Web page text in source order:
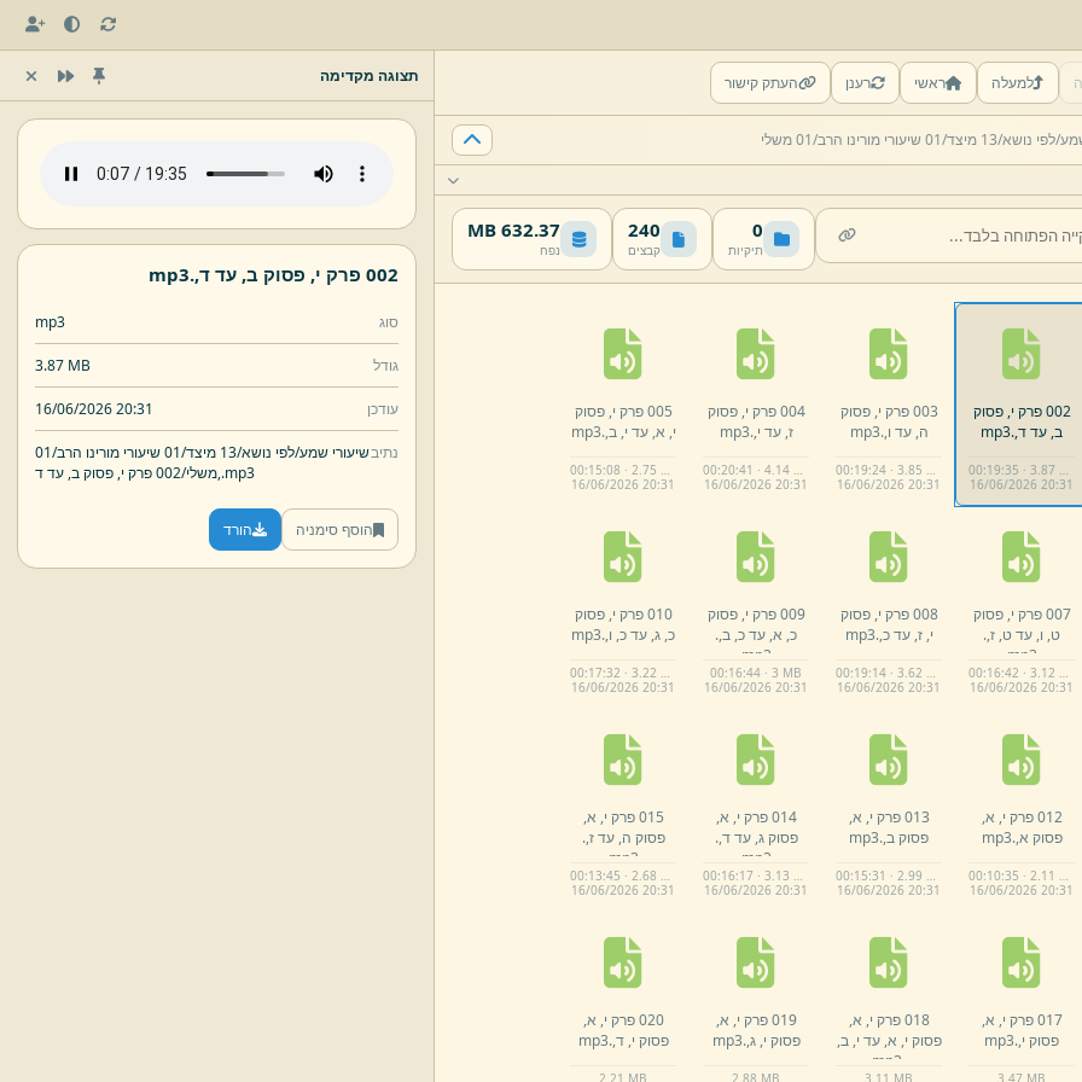
למעלה ראשי רענן העתק קישור
לפי נושא/13 מיצד/ 01 שיעורי מורינו הרב/ 01 משלי
0
תיקיות
240
קבצים
632.37 MB
נפח
002 פרק י,
פסוק
ב, עד ד,.
mp3
00:19:35 · 3.87 MB
16/06/2026 20:31
003 פרק י,
פסוק
ה, עד ו,.
mp3
00:19:24 · 3.85 MB
16/06/2026 20:31
004 פרק י,
פסוק
ז, עד י,.
mp3
00:20:41 · 4.14 MB
16/06/2026 20:31
005 פרק י,
פסוק
י, א, עד י, ב,.
mp3
00:15:08 · 2.75 MB
16/06/2026 20:31
007 פרק י,
פסוק
ט, ו, עד ט, ז,.
mp3
00:16:42 · 3.12 MB
16/06/2026 20:31
008 פרק י,
פסוק
י, ז, עד כ,.
mp3
00:19:14 · 3.62 MB
16/06/2026 20:31
009 פרק י,
פסוק
כ, א, עד כ, ב,.
mp3
00:16:44 · 3 MB
16/06/2026 20:31
010 פרק י,
פסוק
כ, ג, עד כ, ו,.
mp3
00:17:32 · 3.22 MB
16/06/2026 20:31
012 פרק י,
א,
פסוק א,.
mp3
00:10:35 · 2.11 MB
16/06/2026 20:31
013 פרק י,
א,
פסוק ב,.
mp3
00:15:31 · 2.99 MB
16/06/2026 20:31
014 פרק י,
א,
פסוק ג, עד ד,.
mp3
00:16:17 · 3.13 MB
16/06/2026 20:31
015 פרק י,
א,
פסוק ה, עד ז,.
mp3
00:13:45 · 2.68 MB
16/06/2026 20:31
017 פרק י,
א,
פסוק י,.
mp3
3. 47 MB
018 פרק י,
א,
פסוק י, א, עד י, ב,
mp3
3. 11 MB
019 פרק י,
א,
פסוק י, ג,.
mp3
2. 88 MB
020 פרק י,
א,
פסוק י, ד,.
mp3
2. 21 MB
תצוגה מקדימה
002 פרק י, פסוק ב, עד ד,.
mp3
סוג mp3
גודל 3.87 MB
עודכן 16/06/2026 20:31
נתיבשיעורי שמע/לפי נושא/13 מיצד/ 01 שיעורי מורינו הרב/
01
משלי/002 פרק י, פסוק ב, עד ד,.mp3
הוסף סימניה הורד